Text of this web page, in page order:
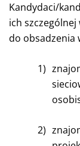
Kandydaci/
ich
do obsadzenia
1)
2)